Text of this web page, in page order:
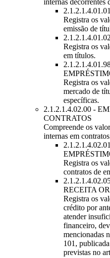
Registra os
emissão de
Registra os
em títulos.
Registra os
mercado de
específicas.
2.1.2.1.4.02.00 -
CONTRATOS
Compreende os
internas em
Registra os
contratos de
RECEITA
Registra os
crédito por
atender
financeiro,
mencionadas
101,
previstas no